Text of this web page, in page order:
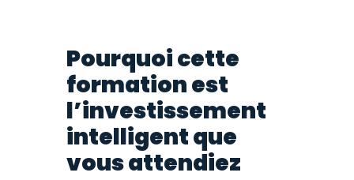
Pourquoi cette
formation est
l’investissement
intelligent que
vous attendiez